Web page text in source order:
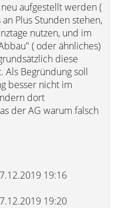
aufgestellt werden (
Plus Stunden stehen,
nutzen, und im
( oder ähnliches)
diese
Als Begründung soll
besser nicht im
dort
der AG warum falsch
19:16
19:20